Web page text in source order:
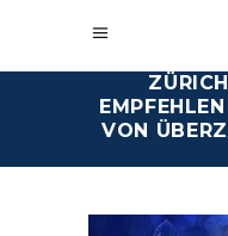
VON